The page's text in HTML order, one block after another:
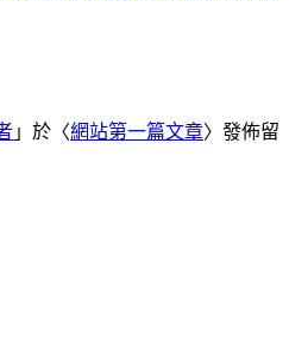
」於〈網站第一篇文章〉發佈留